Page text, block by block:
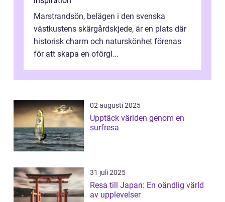
Marstrandsön, belägen i den svenska
västkustens skärgårdskjede, är en plats där
historisk charm och naturskönhet förenas
för att skapa en oförgl...
02 augusti 2025
Upptäck världen genom en
surfresa
31 juli 2025
Resa till Japan: En oändlig värld
av upplevelser